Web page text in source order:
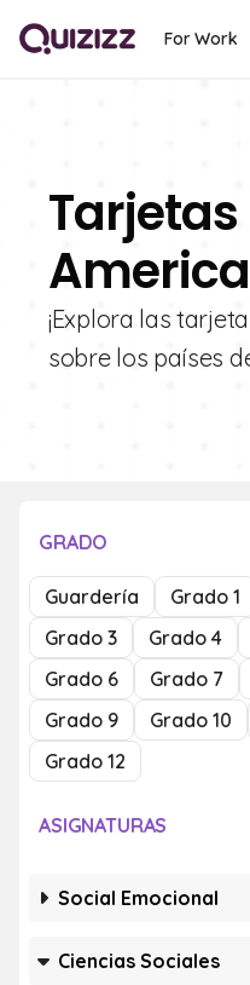
For Work
Tarjetas
¡Explora las
sobre los países
GRADO
Guardería Grado 1
Grado 3
Grado 4
Grado 6
Grado 7
Grado 9
Grado 10
Grado 12
ASIGNATURAS
Social Emocional
Ciencias Sociales